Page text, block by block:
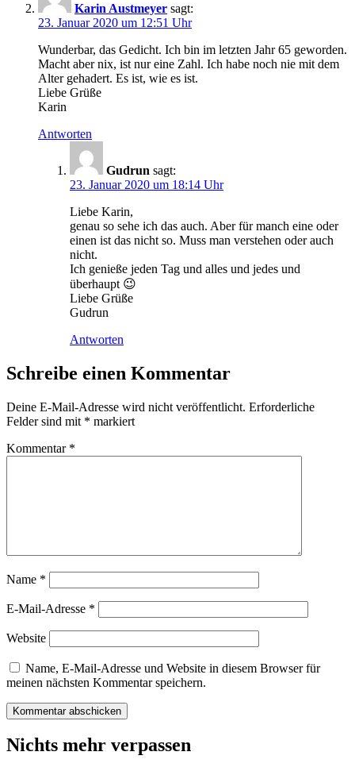
Karin Austmeyer sagt:
23. Januar 2020 um 12:51 Uhr
Wunderbar, das Gedicht. Ich bin im letzten Jahr 65 geworden.
Macht aber nix, ist nur eine Zahl. Ich habe noch nie mit dem
Alter gehadert. Es ist, wie es ist.
Liebe Grüße
Karin
Antworten
Gudrun sagt:
23. Januar 2020 um 18:14 Uhr
Liebe Karin,
genau so sehe ich das auch. Aber für manch eine oder
einen ist das nicht so. Muss man verstehen oder auch
nicht.
Ich genieße jeden Tag und alles und jedes und
überhaupt 😉
Liebe Grüße
Gudrun
Antworten
Schreibe einen Kommentar
Deine E-Mail-Adresse wird nicht veröffentlicht. Erforderliche
Felder sind mit * markiert
Kommentar *
Name *
E-Mail-Adresse *
Website
Name, E-Mail-Adresse und Website in diesem Browser für
meinen nächsten Kommentar speichern.
Nichts mehr verpassen